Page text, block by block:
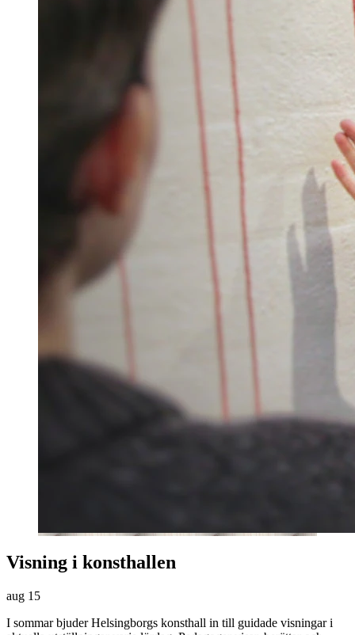
Visning i konsthallen
aug 15
I sommar bjuder Helsingborgs konsthall in till guidade visningar i